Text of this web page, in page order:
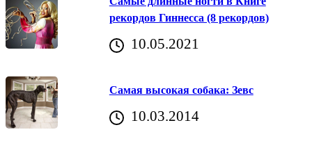
рекордов Гиннесса (8 рекордов)
10.05.2021
Самая высокая собака: Зевс
10.03.2014